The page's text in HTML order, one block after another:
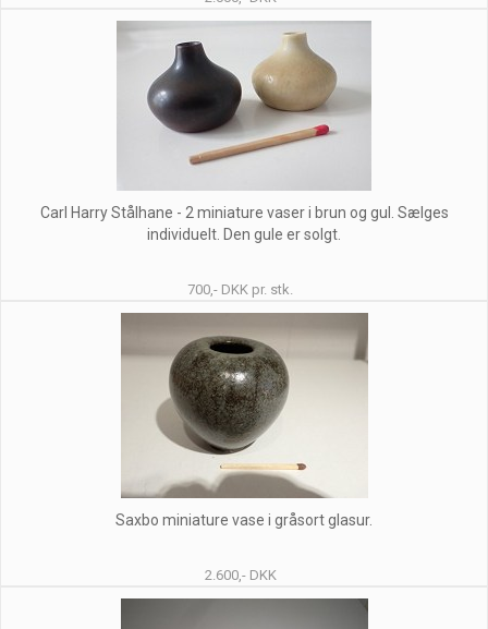
Carl Harry Stålhane - 2 miniature vaser i brun og gul. Sælges
individuelt. Den gule er solgt.
700,- DKK pr. stk.
Saxbo miniature vase i gråsort glasur.
2.600,- DKK